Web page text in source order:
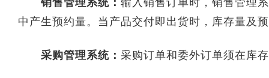
销售管理系统： 输入销售订单时，销售管理
中产生预约量。当产品交付即出货时，库存量及
采购管理系统： 采购订单和委外订单须在库